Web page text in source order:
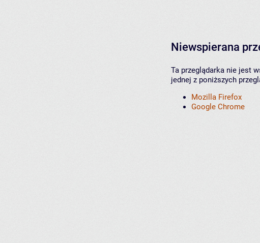
Niewspierana
Ta przeglądarka nie jest
jednej z poniższych
Mozilla Firefox
Google Chrome